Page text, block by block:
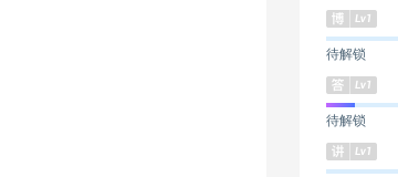
待解锁
待解锁